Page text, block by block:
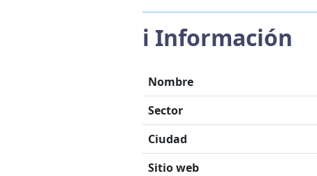
ℹ️ Información
Nombre
Sector
Ciudad
Sitio web